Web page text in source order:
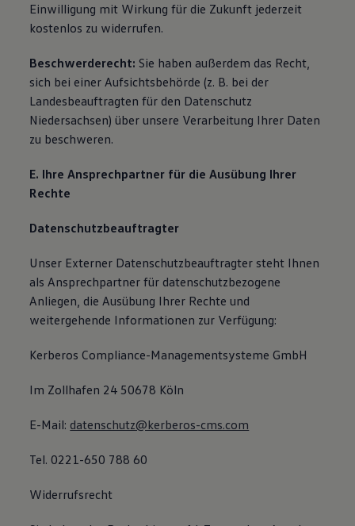
Einwilligung mit Wirkung für die Zukunft jederzeit
kostenlos zu widerrufen.
Beschwerderecht: Sie haben außerdem das Recht,
sich bei einer Aufsichtsbehörde (z. B. bei der
Landesbeauftragten für den Datenschutz
Niedersachsen) über unsere Verarbeitung Ihrer Daten
zu beschweren.
E. Ihre Ansprechpartner für die Ausübung Ihrer
Rechte
Datenschutzbeauftragter
Unser Externer Datenschutzbeauftragter steht Ihnen
als Ansprechpartner für datenschutzbezogene
Anliegen, die Ausübung Ihrer Rechte und
weitergehende Informationen zur Verfügung:
Kerberos Compliance-Managementsysteme GmbH
Im Zollhafen 24 50678 Köln
E-Mail: datenschutz@kerberos-cms.com
Tel. 0221-650 788 60
Widerrufsrecht